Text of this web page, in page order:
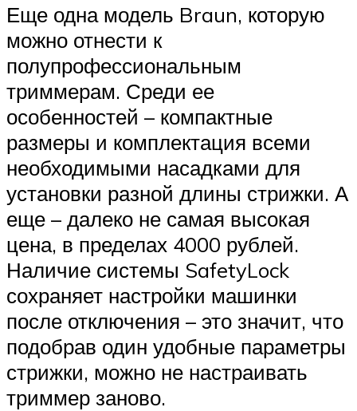
Еще одна модель Braun, которую
можно отнести к
полупрофессиональным
триммерам. Среди ее
особенностей – компактные
размеры и комплектация всеми
необходимыми насадками для
установки разной длины стрижки. А
еще – далеко не самая высокая
цена, в пределах 4000 рублей.
Наличие системы SafetyLock
сохраняет настройки машинки
после отключения – это значит, что
подобрав один удобные параметры
стрижки, можно не настраивать
триммер заново.